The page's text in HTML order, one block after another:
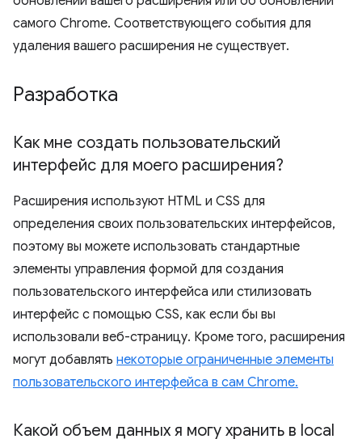
самого Chrome. Соответствующего события для
удаления вашего расширения не существует.
Разработка
Как мне создать пользовательский
интерфейс для моего расширения?
Расширения используют HTML и CSS для
определения своих пользовательских интерфейсов,
поэтому вы можете использовать стандартные
элементы управления формой для создания
пользовательского интерфейса или стилизовать
интерфейс с помощью CSS, как если бы вы
использовали веб-страницу. Кроме того, расширения
могут добавлять некоторые ограниченные элементы
пользовательского интерфейса в сам Chrome.
Какой объем данных я могу хранить в local